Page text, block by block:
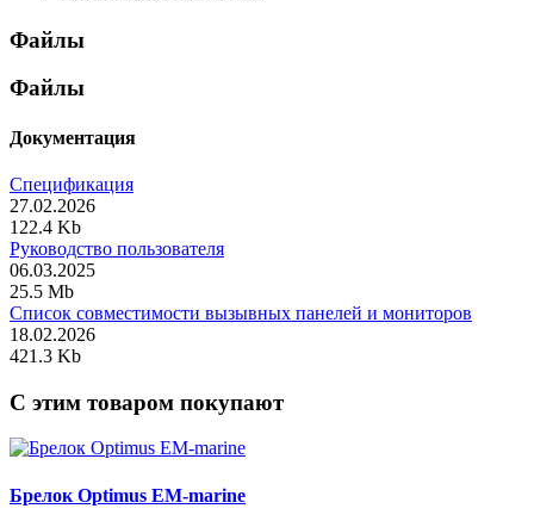
Файлы
Файлы
Документация
Спецификация
27.02.2026
122.4 Kb
Руководство пользователя
06.03.2025
25.5 Mb
Список совместимости вызывных панелей и мониторов
18.02.2026
421.3 Kb
C этим товаром покупают
Брелок Optimus EM-marine